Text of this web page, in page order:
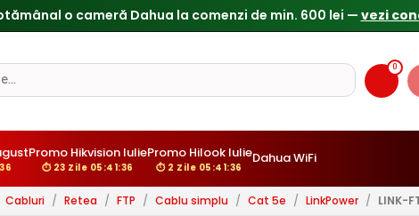
o cameră Dahua la comenzi de min. 600 lei — vezi
0
Promo Hikvision Iulie
⏱ 23 Zile 05:41:35
Promo Hilook Iulie
⏱ 2 Zile 05:41:35
Dahua WiFi
Cabluri / Retea / FTP / Cablu simplu / Cat 5e / LinkPower / LINK-